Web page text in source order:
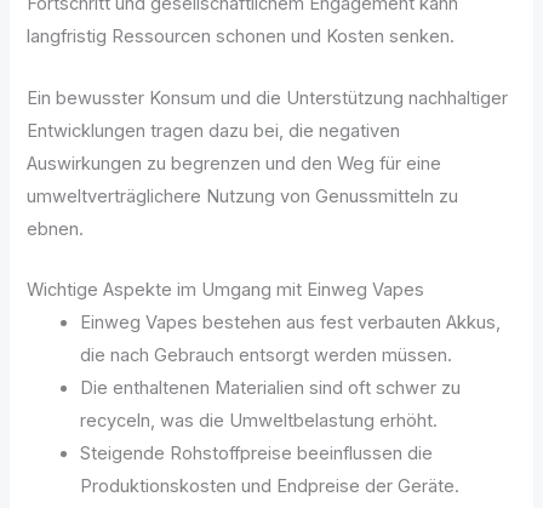
langfristig Ressourcen schonen und Kosten senken.
Ein bewusster Konsum und die Unterstützung nachhaltiger
Entwicklungen tragen dazu bei, die negativen
Auswirkungen zu begrenzen und den Weg für eine
umweltverträglichere Nutzung von Genussmitteln zu
ebnen.
Wichtige Aspekte im Umgang mit Einweg Vapes
Einweg Vapes bestehen aus fest verbauten Akkus,
die nach Gebrauch entsorgt werden müssen.
Die enthaltenen Materialien sind oft schwer zu
recyceln, was die Umweltbelastung erhöht.
Steigende Rohstoffpreise beeinflussen die
Produktionskosten und Endpreise der Geräte.